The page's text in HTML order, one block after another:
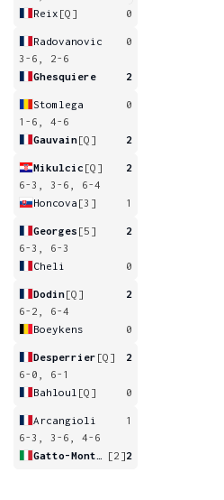
Reix [Q] 0
Radovanovic
0
3-6, 2-6
Ghesquiere
2
Stomlega
0
1-6, 4-6
Gauvain[Q] 2
Mikulcic [Q]
2
6-3, 3-6, 6-4
Honcova [3] 1
Georges [5]
2
6-3, 6-3
Cheli
0
Dodin[Q]
2
6-2, 6-4
Boeykens
0
Desperrier [Q]
2
6-0, 6-1
Bahloul [Q] 0
Arcangioli
1
6-3, 3-6, 4-6
[2]2